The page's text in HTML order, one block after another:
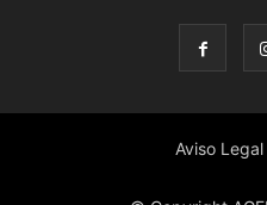
Aviso Legal